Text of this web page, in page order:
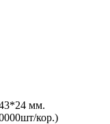
мм.
кор.)